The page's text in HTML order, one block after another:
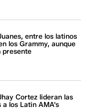
entre los latinos
los Grammy, aunque
presente
Cortez lideran las
a los Latin AMA's